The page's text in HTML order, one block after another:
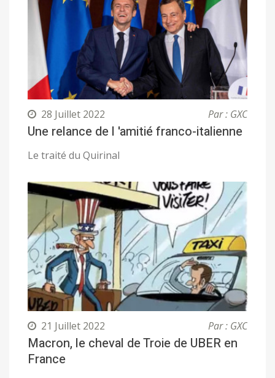
28 Juillet 2022 Par : GXC
Une relance de l 'amitié franco-italienne
Le traité du Quirinal
21 Juillet 2022 Par : GXC
Macron, le cheval de Troie de UBER en
France